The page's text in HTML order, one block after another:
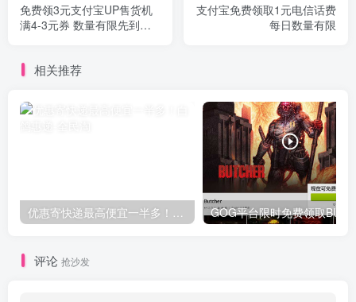
免费领3元支付宝UP售货机
满4-3元券 数量有限先到先
支付宝免费领取1元电信话费
每日数量有限
相关推荐
评论 抢沙发